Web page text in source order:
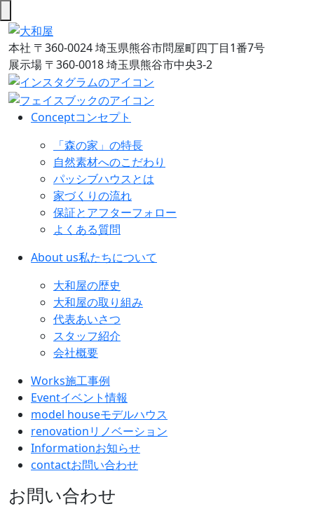
本社 〒360-0024 埼玉県熊谷市問屋町四丁目1番7号
展示場 〒360-0018 埼玉県熊谷市中央3-2
Conceptコンセプト
「森の家」の特長
自然素材へのこだわり
パッシブハウスとは
家づくりの流れ
保証とアフターフォロー
よくある質問
About us私たちについて
大和屋の歴史
大和屋の取り組み
代表あいさつ
スタッフ紹介
会社概要
Works施工事例
Eventイベント情報
model houseモデルハウス
renovationリノベーション
Informationお知らせ
contactお問い合わせ
お問い合わせ